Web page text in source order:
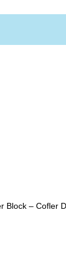
Block – Cofler